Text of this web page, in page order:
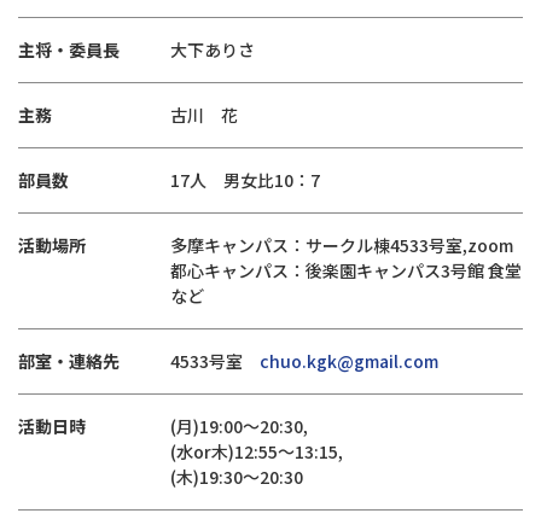
主将・委員長 大下ありさ
主務 古川 花
部員数 17人 男女比10：7
活動場所
多摩キャンパス：サークル棟4533号室,zoom
都心キャンパス：後楽園キャンパス3号館 食堂
など
部室・連絡先 4533号室 chuo.kgk@gmail.com
活動日時
(月)19:00～20:30,
(水or木)12:55～13:15,
(木)19:30～20:30